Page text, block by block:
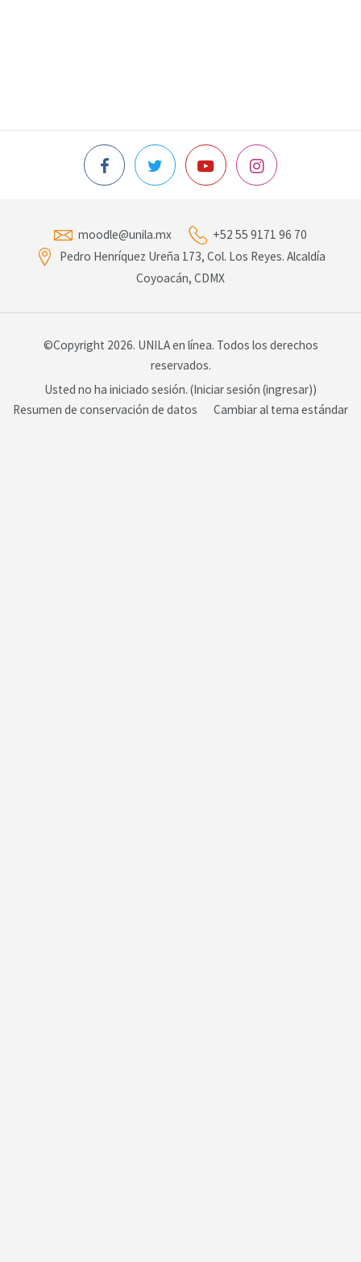
moodle@unila.mx
+52 55 9171 96 70
Pedro Henríquez Ureña 173, Col. Los Reyes. Alcaldía
Coyoacán, CDMX
©Copyright 2026. UNILA en línea. Todos los derechos
reservados.
Usted no ha iniciado sesión. (Iniciar sesión (ingresar))
Resumen de conservación de datos
Cambiar al tema estándar